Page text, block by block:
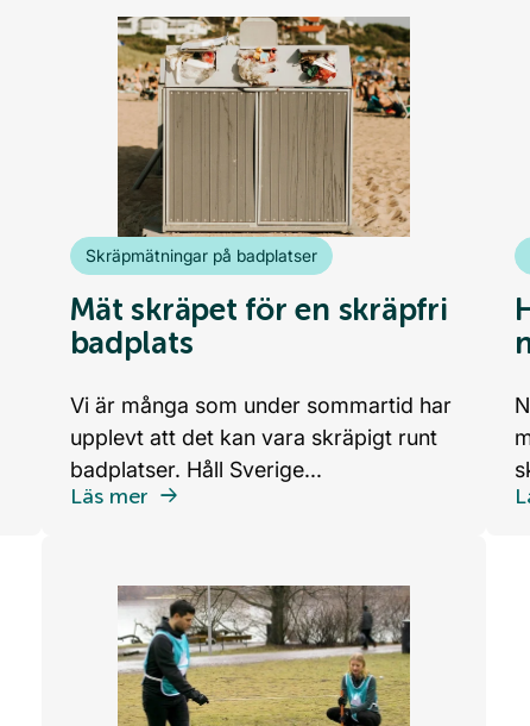
Skräpmätningar på badplatser
Mät skräpet för en skräpfri
badplats
Vi är många som under sommartid har
upplevt att det kan vara skräpigt runt
badplatser. Håll Sverige...
Läs mer